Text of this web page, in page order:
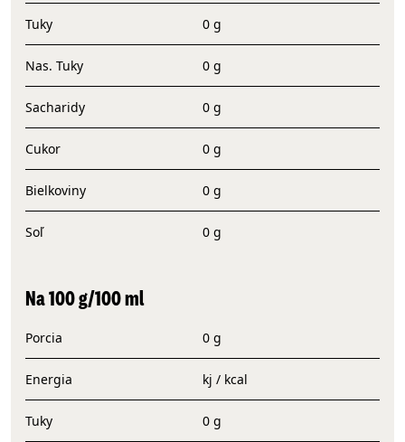
Tuky 0 g
Nas. Tuky 0 g
Sacharidy 0 g
Cukor 0 g
Bielkoviny 0 g
Soľ 0 g
Na 100 g/100 ml
Porcia 0 g
Energia kj / kcal
Tuky 0 g